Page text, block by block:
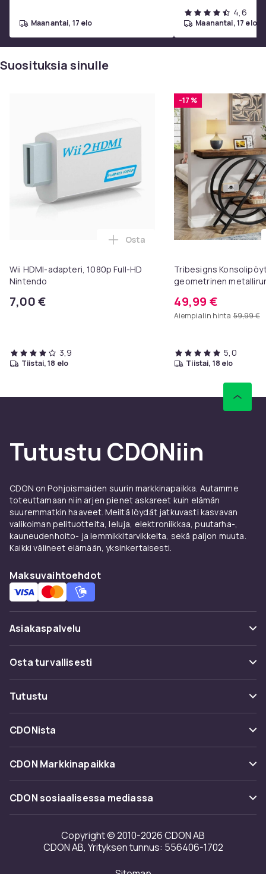
maanantai, 17 elo
4,6
maanantai, 17 elo
Suosituksia sinulle
Wii HDMI-adapteri, 1080p Full-HD
Nintendo
7,00 €
Lisää Wii HDMI-adapteri, 1080p
Osta
3,9
tiistai, 18 elo
-17 %
Tribesigns
geometrinen
sohvapöytä
49,99 €
Aiempi alin hinta 59,99 €
5,0
tiistai, 18 elo
Tutustu CDONiin
CDON on Pohjoismaiden suurin markkinapaikka. Autamme
toteuttamaan niin arjen pienet askareet kuin elämän
suuremmatkin haaveet. Meiltä löydät jatkuvasti kasvavan
valikoiman pelituotteita, leluja, elektroniikkaa, puutarha-,
kauneudenhoito- ja lemmikkitarvikkeita, sekä paljon muuta.
Kaikki välineet elämään, yksinkertaisesti.
Maksuvaihtoehdot
Asiakaspalvelu
Usein kysyttyä (UKK)
Seuraa pakettia
Ota yhteyttä
Osta turvallisesti
Maksuvaihtoehdot
Toimitus
Takaisinvedot
Tutustu
Kategoriat
Tuotemerkit
CDONista
Tietoa meistä
Asiakasarvionnit
Investor relations
Saavutettavuusseloste
CDON Markkinapaikka
Merchant Help Center
CDON sosiaalisessa mediassa
Copyright © 2010-2026 CDON AB
CDON AB, Yrityksen tunnus: 556406-1702